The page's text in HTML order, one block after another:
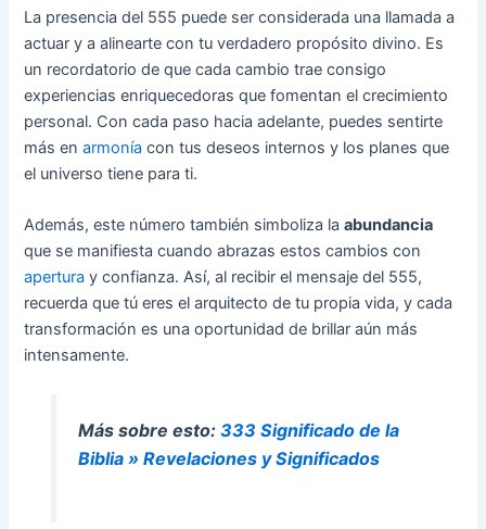
La presencia del 555 puede ser considerada una llamada a
actuar y a alinearte con tu verdadero propósito divino. Es
un recordatorio de que cada cambio trae consigo
experiencias enriquecedoras que fomentan el crecimiento
personal. Con cada paso hacia adelante, puedes sentirte
más enarmonía con tus deseos internos y los planes que
el universo tiene para ti.
Además, este número también simboliza laabundancia
que se manifiesta cuando abrazas estos cambios con
apertura y confianza. Así, al recibir el mensaje del 555,
recuerda que tú eres el arquitecto de tu propia vida, y cada
transformación es una oportunidad de brillar aún más
intensamente.
Más sobre esto: 333 Significado de la
Biblia » Revelaciones y Significados